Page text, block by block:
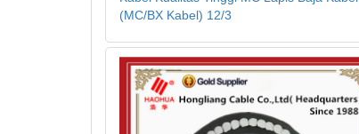
(MC/BX Kabel) 12/3